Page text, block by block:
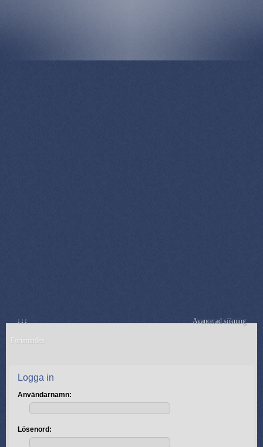
↓↓↓ Avancerad sökning
Forumindex
Logga in
Användarnamn:
Lösenord: